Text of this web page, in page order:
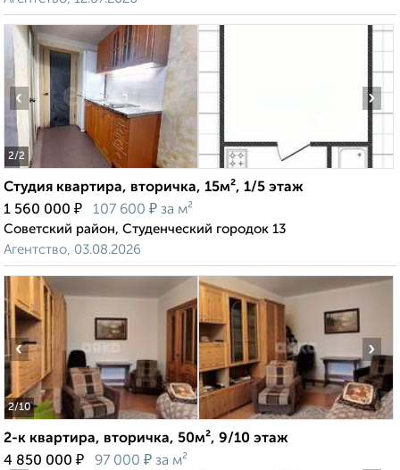
2/2
‹ ›
Студия квартира, вторичка, 15м², 1/5 этаж
1 560 000 ₽ 107 600 ₽ за м²
Советский район, Студенческий городок 13
Агентство, 03.08.2026
2/10
‹ ›
2-к квартира, вторичка, 50м², 9/10 этаж
4 850 000 ₽ 97 000 ₽ за м²